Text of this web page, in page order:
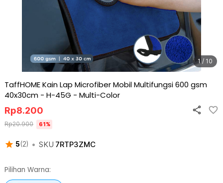
1 / 10
TaffHOME Kain Lap Microfiber Mobil Multifungsi 600 gsm
40x30cm - H-45G - Multi-Color
5(2) • SKU 7RTP3ZMC
Rp8.200
Rp20.900 61%
Pilihan Warna: